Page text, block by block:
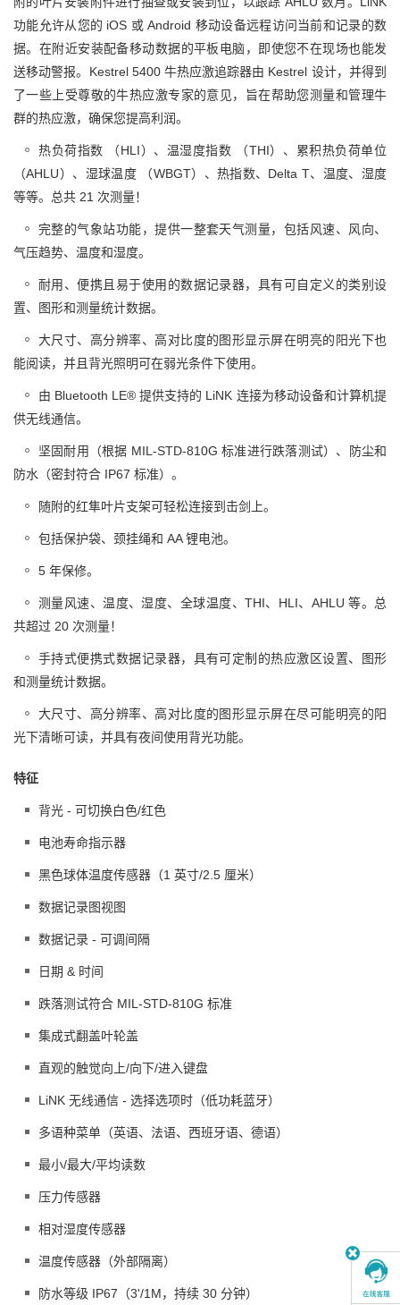
功能允许从您的 iOS 或 Android 移动设备远程访问当前和记录的数
据。在附近安装配备移动数据的平板电脑，即使您不在现场也能发
送移动警报。Kestrel 5400 牛热应激追踪器由 Kestrel 设计，并得到
了一些上受尊敬的牛热应激专家的意见，旨在帮助您测量和管理牛
群的热应激，确保您提高利润。
热负荷指数 （HLI）、温湿度指数 （THI）、累积热负荷单位
（AHLU）、湿球温度 （WBGT）、热指数、Delta T、温度、湿度
等等。总共 21 次测量！
完整的气象站功能，提供一整套天气测量，包括风速、风向、
气压趋势、温度和湿度。
耐用、便携且易于使用的数据记录器，具有可自定义的类别设
置、图形和测量统计数据。
大尺寸、高分辨率、高对比度的图形显示屏在明亮的阳光下也
能阅读，并且背光照明可在弱光条件下使用。
由 Bluetooth LE® 提供支持的 LiNK 连接为移动设备和计算机提
供无线通信。
坚固耐用（根据 MIL-STD-810G 标准进行跌落测试）、防尘和
防水（密封符合 IP67 标准）。
随附的红隼叶片支架可轻松连接到击剑上。
包括保护袋、颈挂绳和 AA 锂电池。
5 年保修。
测量风速、温度、湿度、全球温度、THI、HLI、AHLU 等。总
共超过 20 次测量！
手持式便携式数据记录器，具有可定制的热应激区设置、图形
和测量统计数据。
大尺寸、高分辨率、高对比度的图形显示屏在尽可能明亮的阳
光下清晰可读，并具有夜间使用背光功能。
特征
背光 - 可切换白色/红色
电池寿命指示器
黑色球体温度传感器（1 英寸/2.5 厘米）
数据记录图视图
数据记录 - 可调间隔
日期 & 时间
跌落测试符合 MIL-STD-810G 标准
集成式翻盖叶轮盖
直观的触觉向上/向下/进入键盘
LiNK 无线通信 - 选择选项时（低功耗蓝牙）
多语种菜单（英语、法语、西班牙语、德语）
最小/最大/平均读数
压力传感器
相对湿度传感器
温度传感器（外部隔离）
防水等级 IP67（3'/1M，持续 30 分钟）